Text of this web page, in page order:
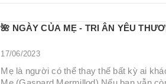
🌺 NGÀY CỦA MẸ - TRI ÂN YÊU
17/06/2023
Mẹ là người có thể thay thế bất kỳ ai